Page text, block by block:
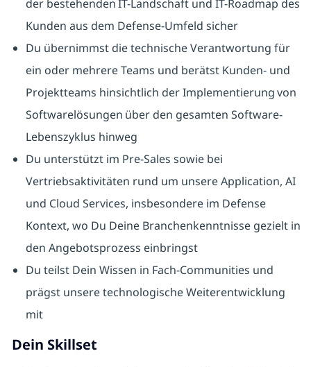
der bestehenden IT-Landschaft und IT-Roadmap des
Kunden aus dem Defense-Umfeld sicher
Du übernimmst die technische Verantwortung für
ein oder mehrere Teams und berätst Kunden- und
Projektteams hinsichtlich der Implementierung von
Softwarelösungen über den gesamten Software-
Lebenszyklus hinweg
Du unterstützt im Pre-Sales sowie bei
Vertriebsaktivitäten rund um unsere Application, AI
und Cloud Services, insbesondere im Defense
Kontext, wo Du Deine Branchenkenntnisse gezielt in
den Angebotsprozess einbringst
Du teilst Dein Wissen in Fach-Communities und
prägst unsere technologische Weiterentwicklung
mit
Dein Skillset